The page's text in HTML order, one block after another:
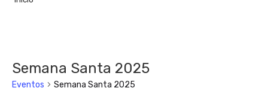
Semana Santa 2025
Eventos Semana Santa 2025